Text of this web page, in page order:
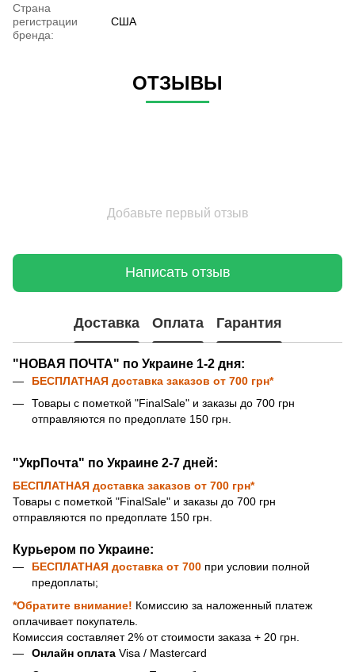
Страна
регистрации
бренда:
США
ОТЗЫВЫ
Добавьте первый отзыв
Написать отзыв
Доставка Оплата Гарантия
"НОВАЯ ПОЧТА" по Украине 1-2 дня:
БЕСПЛАТНАЯ доставка заказов от 700 грн*
Товары с пометкой "FinalSale" и заказы до 700 грн
отправляются по предоплате 150 грн.
"УкрПочта" по Украине 2-7 дней:
БЕСПЛАТНАЯ доставка заказов от 700 грн*
Товары с пометкой "FinalSale" и заказы до 700 грн
отправляются по предоплате 150 грн.
Курьером по Украине:
БЕСПЛАТНАЯ доставка от 700 при условии полной
предоплаты;
*Обратите внимание! Комиссию за наложенный платеж
оплачивает покупатель.
Комиссия составляет 2% от стоимости заказа + 20 грн.
Онлайн оплата Visa / Mastercard